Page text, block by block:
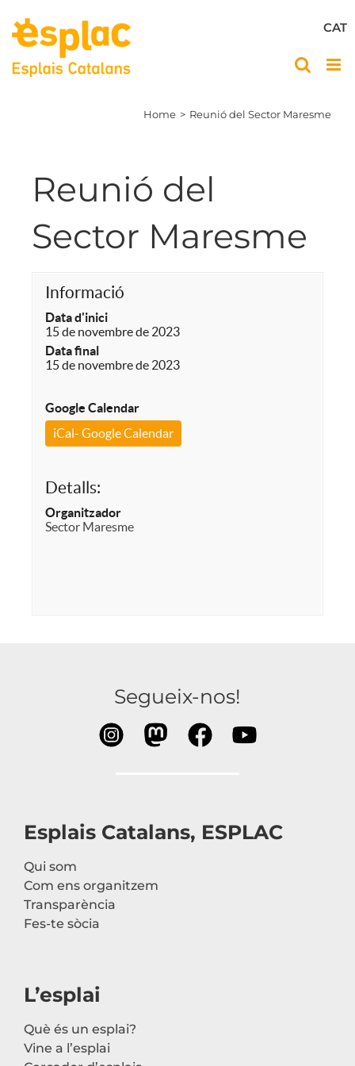
content
CAT
Home Reunió del Sector Maresme
Reunió del
Sector Maresme
Informació
Data d'inici
15 de novembre de 2023
Data final
15 de novembre de 2023
Google Calendar
iCal- Google Calendar
Detalls:
Organitzador
Sector Maresme
Segueix-nos!
Esplais Catalans, ESPLAC
Qui som
Com ens organitzem
Transparència
Fes-te sòcia
L’esplai
Què és un esplai?
Vine a l’esplai